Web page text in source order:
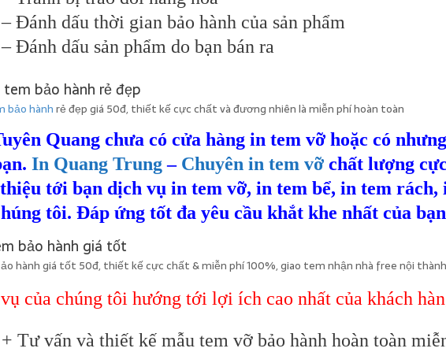
– Đánh dấu thời gian bảo hành của sản phẩm
– Đánh dấu sản phẩm do bạn bán ra
bảo hànhrẻ đẹp giá 50đ, thiết kế cực chất và đương nhiên là miễn phí hoàn toàn
Quang chưa có cửa hàng in tem vỡ hoặc có
In Quang Trung– Chuyên in tem vỡ chất lượng
tới bạn dịch vụ in tem vỡ, in tem bể, in tem rách,
tôi. Đáp ứng tốt đa yêu cầu khắt khe nhất của
hành giá tốt 50đ, thiết kế cực chất & miễn phí 100%, giao tem nhận nhà free nội thành
của chúng tôi hướng tới lợi ích cao nhất của khách
+ Tư vấn và thiết kế mẫu tem vỡ bảo hành hoàn toàn